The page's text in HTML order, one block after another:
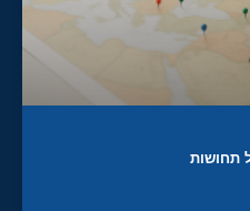
תחושות